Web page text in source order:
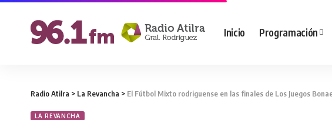
Inicio Programación
Radio Atilra > La Revancha > El Fútbol Mixto rodriguense en las finales de Los Juegos
LA REVANCHA